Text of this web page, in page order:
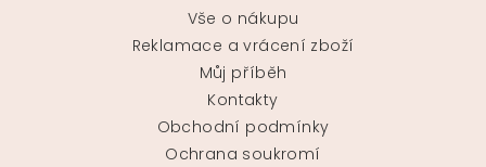
Vše o nákupu
Reklamace a vrácení zboží
Můj příběh
Kontakty
Obchodní podmínky
Ochrana soukromí